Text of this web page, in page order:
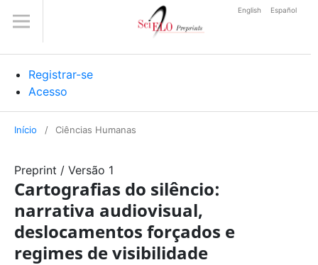
Registrar-se
Acesso
English Español
Início / Ciências Humanas
Preprint / Versão 1
Cartografias do silêncio:
narrativa audiovisual,
deslocamentos forçados e
regimes de visibilidade